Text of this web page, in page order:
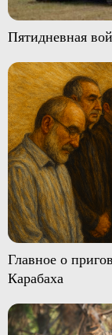
Пятидневная
Главное о
Карабаха